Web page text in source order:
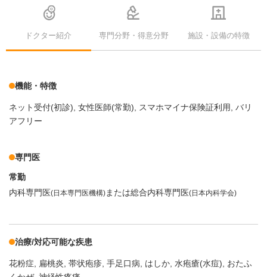
ドクター紹介 専門分野・得意分野 施設・設備の特徴
機能・特徴
ネット受付(初診) 女性医師(常勤) スマホマイナ保険証利用
バリ
アフリー
専門医
常勤
内科専門医(日本専門医機構)または総合内科専門医(日本内科学会)
治療/対応可能な疾患
花粉症 扁桃炎 帯状疱疹 手足口病 はしか 水疱瘡(水痘)
おたふ